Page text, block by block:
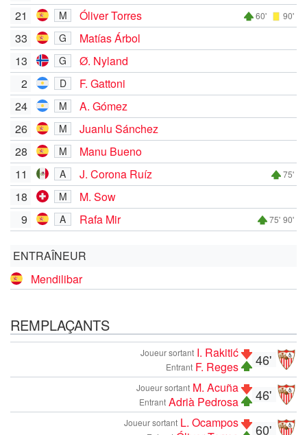
21
M Óliver Torres 60' 90'
33 G
Matías Árbol
13
G
Ø. Nyland
2
D
F. Gattoni
24
M
A. Gómez
26
M
Juanlu Sánchez
28
M
Manu Bueno
11
A J. Corona Ruíz 75'
18 M
M. Sow
9
A Rafa Mir 75' 90'
ENTRAÎNEUR
Mendilibar
REMPLAÇANTS
46'
Joueur sortant I. Rakitić
Entrant F. Reges
46'
Joueur sortant M. Acuña
Entrant Adrià Pedrosa
60'
Joueur sortant L. Ocampos